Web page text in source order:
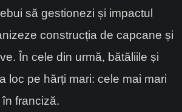
să gestionezi și impactul
construcția de capcane și
În cele din urmă, bătăliile și
loc pe hărți mari: cele mai mari
franciză.